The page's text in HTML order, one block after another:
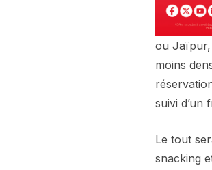
ou Jaïpur,
moins
suivi d’un
Le tout
snacking